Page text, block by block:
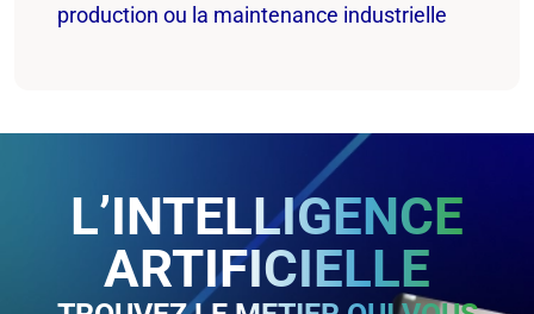
production ou la maintenance industrielle
L’INTELLIGENCE
ARTIFICIELLE